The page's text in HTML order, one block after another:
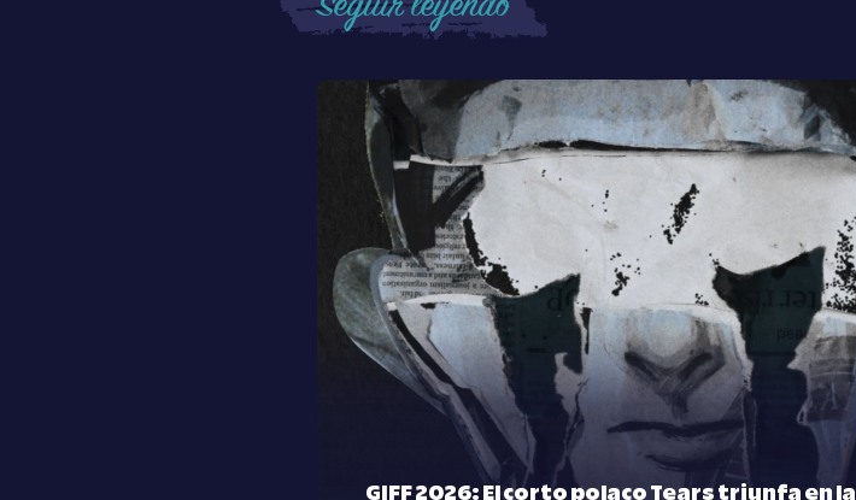
GIFF 2026: El corto polaco Tears triunfa en la